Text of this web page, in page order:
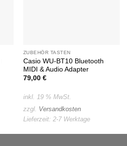
ZUBEHÖR TASTEN
Casio WU-BT10 Bluetooth
MIDI & Audio Adapter
79,00 €
inkl. 19 % MwSt.
zzgl. Versandkosten
Lieferzeit: 2-7 Werktage